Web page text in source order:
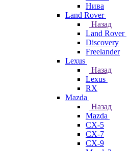
Нива
Land Rover
Назад
Land Rover
Discovery
Freelander
Lexus
Назад
Lexus
RX
Mazda
Назад
Mazda
CX-5
CX-7
CX-9